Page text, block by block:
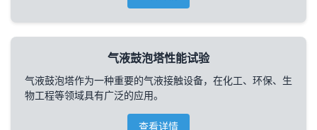
气液鼓泡塔性能试验
气液鼓泡塔作为一种重要的气液接触设备，在化工、环保、生
物工程等领域具有广泛的应用。
查看详情